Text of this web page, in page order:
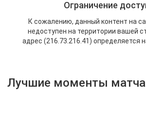
Лучшие моменты матча